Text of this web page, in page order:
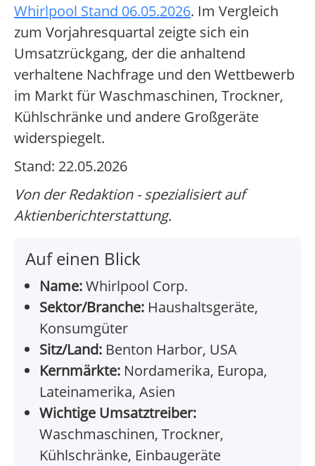
Whirlpool Stand 06.05.2026. Im Vergleich
zum Vorjahresquartal zeigte sich ein
Umsatzrückgang, der die anhaltend
verhaltene Nachfrage und den Wettbewerb
im Markt für Waschmaschinen, Trockner,
Kühlschränke und andere Großgeräte
widerspiegelt.
Stand: 22.05.2026
Von der Redaktion - spezialisiert auf
Aktienberichterstattung.
Auf einen Blick
Name:Whirlpool Corp.
Sektor/Branche: Haushaltsgeräte,
Konsumgüter
Sitz/Land: Benton Harbor, USA
Kernmärkte: Nordamerika, Europa,
Lateinamerika, Asien
Wichtige Umsatztreiber:
Waschmaschinen, Trockner,
Kühlschränke, Einbaugeräte